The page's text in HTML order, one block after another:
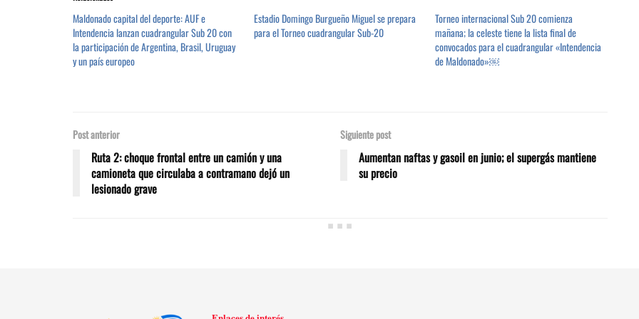
Maldonado capital del deporte: AUF e
Intendencia lanzan cuadrangular Sub 20 con
la participación de Argentina, Brasil, Uruguay
y un país europeo
Estadio Domingo Burgueño Miguel se prepara
para el Torneo cuadrangular Sub-20
Torneo internacional Sub 20 comienza
mañana; la celeste tiene la lista final de
convocados para el cuadrangular «Intendencia
de Maldonado»￼
Post anterior
Ruta 2: choque frontal entre un camión y una
camioneta que circulaba a contramano dejó un
lesionado grave
Siguiente post
Aumentan naftas y gasoil en junio; el supergás mantiene
su precio